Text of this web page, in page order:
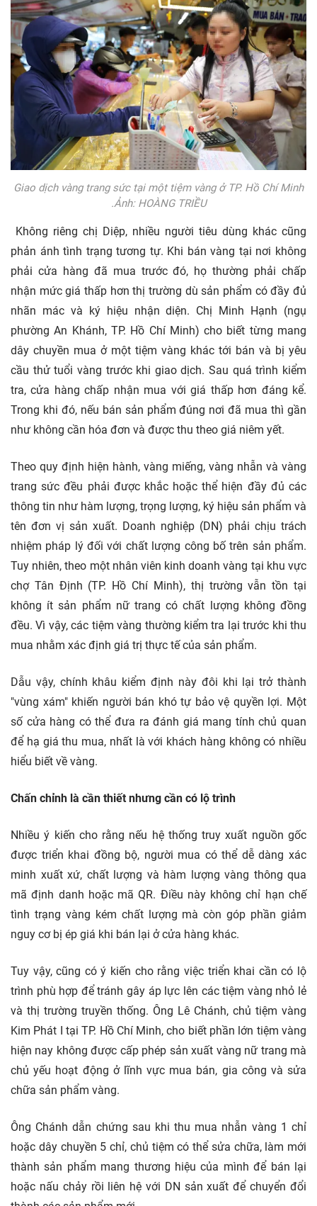
Giao dịch vàng trang sức tại một tiệm vàng ở TP. Hồ Chí Minh
.Ảnh: HOÀNG TRIỀU
Không riêng chị Diệp, nhiều người tiêu dùng khác cũng
phản ánh tình trạng tương tự. Khi bán vàng tại nơi không
phải cửa hàng đã mua trước đó, họ thường phải chấp
nhận mức giá thấp hơn thị trường dù sản phẩm có đầy đủ
nhãn mác và ký hiệu nhận diện. Chị Minh Hạnh (ngụ
phường An Khánh, TP. Hồ Chí Minh) cho biết từng mang
dây chuyền mua ở một tiệm vàng khác tới bán và bị yêu
cầu thử tuổi vàng trước khi giao dịch. Sau quá trình kiểm
tra, cửa hàng chấp nhận mua với giá thấp hơn đáng kể.
Trong khi đó, nếu bán sản phẩm đúng nơi đã mua thì gần
như không cần hóa đơn và được thu theo giá niêm yết.
Theo quy định hiện hành, vàng miếng, vàng nhẫn và vàng
trang sức đều phải được khắc hoặc thể hiện đầy đủ các
thông tin như hàm lượng, trọng lượng, ký hiệu sản phẩm và
tên đơn vị sản xuất. Doanh nghiệp (DN) phải chịu trách
nhiệm pháp lý đối với chất lượng công bố trên sản phẩm.
Tuy nhiên, theo một nhân viên kinh doanh vàng tại khu vực
chợ Tân Định (TP. Hồ Chí Minh), thị trường vẫn tồn tại
không ít sản phẩm nữ trang có chất lượng không đồng
đều. Vì vậy, các tiệm vàng thường kiểm tra lại trước khi thu
mua nhằm xác định giá trị thực tế của sản phẩm.
Dẫu vậy, chính khâu kiểm định này đôi khi lại trở thành
"vùng xám" khiến người bán khó tự bảo vệ quyền lợi. Một
số cửa hàng có thể đưa ra đánh giá mang tính chủ quan
để hạ giá thu mua, nhất là với khách hàng không có nhiều
hiểu biết về vàng.
Chấn chỉnh là cần thiết nhưng cần có lộ trình
Nhiều ý kiến cho rằng nếu hệ thống truy xuất nguồn gốc
được triển khai đồng bộ, người mua có thể dễ dàng xác
minh xuất xứ, chất lượng và hàm lượng vàng thông qua
mã định danh hoặc mã QR. Điều này không chỉ hạn chế
tình trạng vàng kém chất lượng mà còn góp phần giảm
nguy cơ bị ép giá khi bán lại ở cửa hàng khác.
Tuy vậy, cũng có ý kiến cho rằng việc triển khai cần có lộ
trình phù hợp để tránh gây áp lực lên các tiệm vàng nhỏ lẻ
và thị trường truyền thống. Ông Lê Chánh, chủ tiệm vàng
Kim Phát I tại TP. Hồ Chí Minh, cho biết phần lớn tiệm vàng
hiện nay không được cấp phép sản xuất vàng nữ trang mà
chủ yếu hoạt động ở lĩnh vực mua bán, gia công và sửa
chữa sản phẩm vàng.
Ông Chánh dẫn chứng sau khi thu mua nhẫn vàng 1 chỉ
hoặc dây chuyền 5 chỉ, chủ tiệm có thể sửa chữa, làm mới
thành sản phẩm mang thương hiệu của mình để bán lại
hoặc nấu chảy rồi liên hệ với DN sản xuất để chuyển đổi